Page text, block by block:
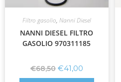
Filtro gasolio, Nanni Diesel
NANNI DIESEL FILTRO
GASOLIO 970311185
€68,50 €41,00